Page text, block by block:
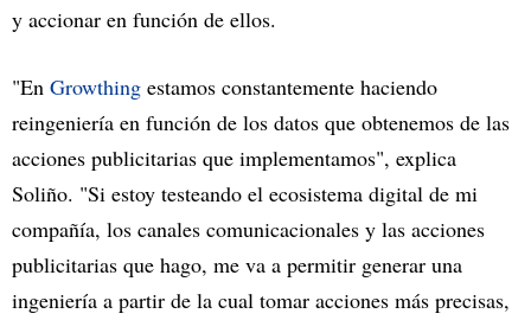
y accionar en función de ellos.
"En Growthing estamos constantemente haciendo
reingeniería en función de los datos que obtenemos de las
acciones publicitarias que implementamos", explica
Soliño. "Si estoy testeando el ecosistema digital de mi
compañía, los canales comunicacionales y las acciones
publicitarias que hago, me va a permitir generar una
ingeniería a partir de la cual tomar acciones más precisas,